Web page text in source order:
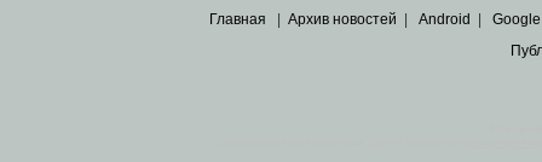
Главная | Архив новостей | Android | Google